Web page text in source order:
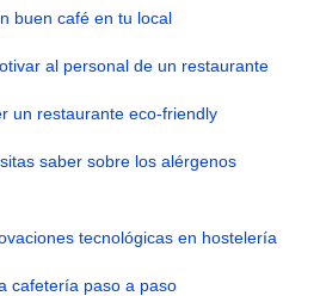
buen café en tu local
al personal de un restaurante
un restaurante eco-friendly
saber sobre los alérgenos
tecnológicas en hostelería
cafetería paso a paso